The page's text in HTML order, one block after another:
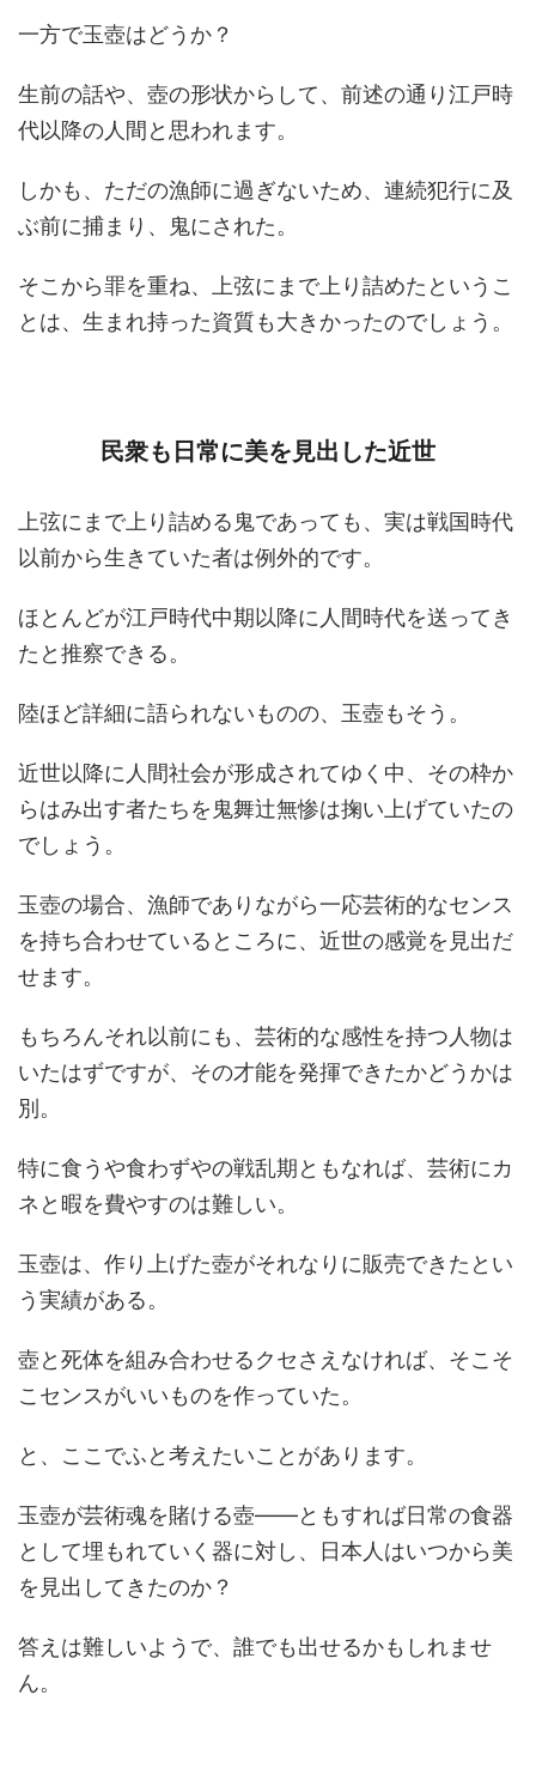
一方で玉壺はどうか？
生前の話や、壺の形状からして、前述の通り江戸時
代以降の人間と思われます。
しかも、ただの漁師に過ぎないため、連続犯行に及
ぶ前に捕まり、鬼にされた。
そこから罪を重ね、上弦にまで上り詰めたというこ
とは、生まれ持った資質も大きかったのでしょう。
民衆も日常に美を見出した近世
上弦にまで上り詰める鬼であっても、実は戦国時代
以前から生きていた者は例外的です。
ほとんどが江戸時代中期以降に人間時代を送ってき
たと推察できる。
陸ほど詳細に語られないものの、玉壺もそう。
近世以降に人間社会が形成されてゆく中、その枠か
らはみ出す者たちを鬼舞辻無惨は掬い上げていたの
でしょう。
玉壺の場合、漁師でありながら一応芸術的なセンス
を持ち合わせているところに、近世の感覚を見出だ
せます。
もちろんそれ以前にも、芸術的な感性を持つ人物は
いたはずですが、その才能を発揮できたかどうかは
別。
特に食うや食わずやの戦乱期ともなれば、芸術にカ
ネと暇を費やすのは難しい。
玉壺は、作り上げた壺がそれなりに販売できたとい
う実績がある。
壺と死体を組み合わせるクセさえなければ、そこそ
こセンスがいいものを作っていた。
と、ここでふと考えたいことがあります。
玉壺が芸術魂を賭ける壺――ともすれば日常の食器
として埋もれていく器に対し、日本人はいつから美
を見出してきたのか？
答えは難しいようで、誰でも出せるかもしれませ
ん。